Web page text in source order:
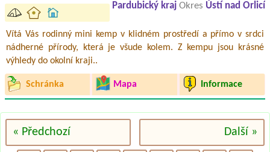
Pardubický kraj Okres Ústí nad Orlicí
Vítá Vás rodinný mini kemp v klidném prostředí a přímo v srdci
nádherné přírody, která je všude kolem. Z kempu jsou krásné
výhledy do okolní kraji..
Schránka Mapa Informace
« Předchozí Další »